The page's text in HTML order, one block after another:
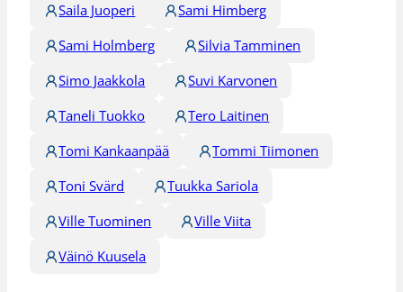
Saila Juoperi
Sami Himberg
Sami Holmberg
Silvia Tamminen
Simo Jaakkola
Suvi Karvonen
Taneli Tuokko
Tero Laitinen
Tomi Kankaanpää
Tommi Tiimonen
Toni Svärd
Tuukka Sariola
Ville Tuominen
Ville Viita
Väinö Kuusela